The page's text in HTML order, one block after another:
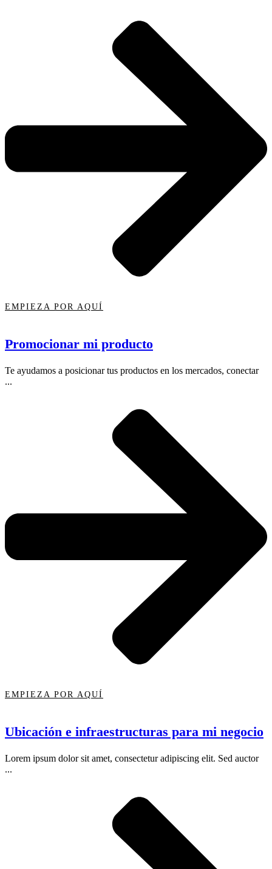
EMPIEZA POR AQUÍ
Promocionar mi producto
Te ayudamos a posicionar tus productos en los mercados, conectar
...
EMPIEZA POR AQUÍ
Ubicación e infraestructuras para mi negocio
Lorem ipsum dolor sit amet, consectetur adipiscing elit. Sed auctor
...